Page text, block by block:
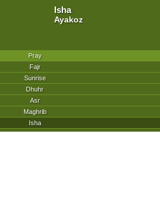
Isha
Ayakoz
Pray
Fajr
Sunrise
Dhuhr
Asr
Maghrib
Isha